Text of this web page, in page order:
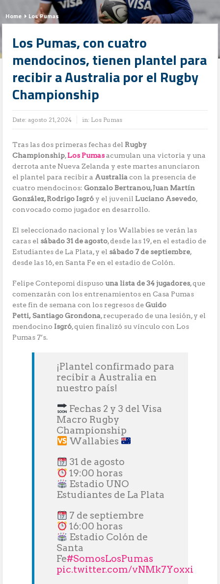
Home Los Pumas
Los Pumas, con cuatro
mendocinos, tienen plantel para
recibir a Australia por el Rugby
Championship
Date:agosto 21, 2024 in: Los Pumas
Tras las dos primeras fechas del Rugby
Championship,Los Pumasacumulan una victoria y una
derrota ante Nueva Zelanda y este martes anunciaron
el plantel para recibir a Australiacon la presencia de
cuatro mendocinos: Gonzalo Bertranou, Juan Martín
González, Rodrigo Isgró y el juvenil Luciano Asevedo,
convocado como jugador en desarrollo.
El seleccionado nacional y los Wallabies se verán las
caras el sábado 31 de agosto, desde las 19, en el estadio de
Estudiantes de La Plata, y el sábado 7 de septiembre,
desde las 16, en Santa Fe en el estadio de Colón.
Felipe Contepomi dispusouna lista de 34 jugadores, que
comenzarán con los entrenamientos en Casa Pumas
este fin de semana con los regresos deGuido
Petti, Santiago Grondona, recuperado de una lesión, y el
mendocino Isgró, quien finalizó su vínculo con Los
Pumas 7’s.
¡Plantel confirmado para
recibir a Australia en
nuestro país!
Fechas 2 y 3 del Visa
Macro Rugby
Championship
Wallabies
31 de agosto
19:00 horas
Estadio UNO
Estudiantes de La Plata
7 de septiembre
16:00 horas
Estadio Colón de
Santa
Fe#SomosLosPumas
pic.twitter.com/vNMk7Yoxxi